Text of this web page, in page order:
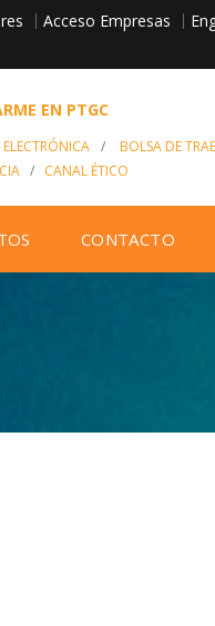
Acceso Empresas
EN PTGC
ELECTRÓNICA / BOLSA DE
/ CANAL ÉTICO
CONTACTO